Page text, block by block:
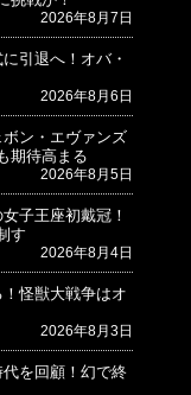
2026年8月7日
引退へ！オバ・
2026年8月6日
ボン・エヴァンズ
期待高まる
2026年8月5日
子王座初戴冠！
す
2026年8月4日
！怪獣大戦争はオ
2026年8月3日
代を回顧！幻で終